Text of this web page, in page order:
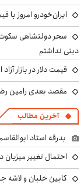
ایران‌خودرو امروز با
سحر دولتشاهی
دینی نداشتم
قیمت دلار در بازار آزاد امروز جمعه ۱۶ مرداد
مقصد بعدی رامین
آخرین مطالب
بدرقه استاد
احتمال تغییر میزبان
کابین خلبان و لاشه جنگنده اف-۱۵ آمریکایی که